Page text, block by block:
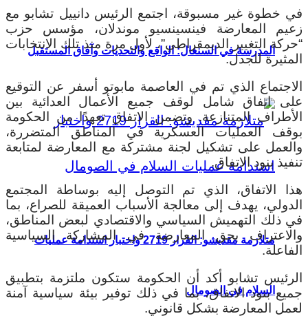
المدرسة في السنغال: الواقع والتحديات وآفاق المستقبل
متلازمة مقديشو: القرار 2719 واختبار استدامة عمليات
السلام في الصومال
في خطوة غير مسبوقة، اجتمع الرئيس دانييل تشابو مع
زعيم المعارضة فينسينسيو موندلان، مؤسس حزب
“حركة التغيير الديمقراطي”، لأول مرة منذ تلك الانتخابات
المثيرة للجدل.
الاجتماع الذي تم في العاصمة مابوتو أسفر عن التوقيع
على اتفاق شامل لوقف جميع الأعمال العدائية بين
الأطراف المتنازعة. وتضمن الاتفاق تعهدًا من الحكومة
بوقف العمليات العسكرية في المناطق المتضررة،
والعمل على تشكيل لجنة مشتركة مع المعارضة لمتابعة
تنفيذ بنود الاتفاق.
هذا الاتفاق، الذي تم التوصل إليه بوساطة المجتمع
الدولي، يهدف إلى معالجة الأسباب العميقة للصراع، بما
في ذلك التهميش السياسي والاقتصادي لبعض المناطق،
والاعتراف بحق المعارضة في المشاركة السياسية
الفاعلة.
الرئيس تشابو أكد أن الحكومة ستكون ملتزمة بتطبيق
جميع بنود الاتفاق، بما في ذلك توفير بيئة سياسية آمنة
لعمل المعارضة بشكل قانوني.